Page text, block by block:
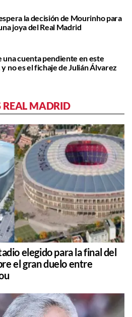
la decisión de Mourinho para
joya del Real Madrid
una cuenta pendiente en este
no es el fichaje de Julián Álvarez
REAL MADRID
elegido para la final del
el gran duelo entre